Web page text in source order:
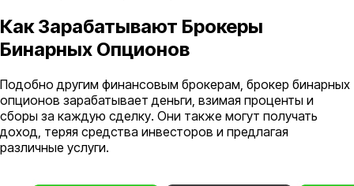
Как Зарабатывают Брокеры
Бинарных Опционов
Подобно другим финансовым брокерам, брокер бинарных
опционов зарабатывает деньги, взимая проценты и
сборы за каждую сделку. Они также могут получать
доход, теряя средства инвесторов и предлагая
различные услуги.